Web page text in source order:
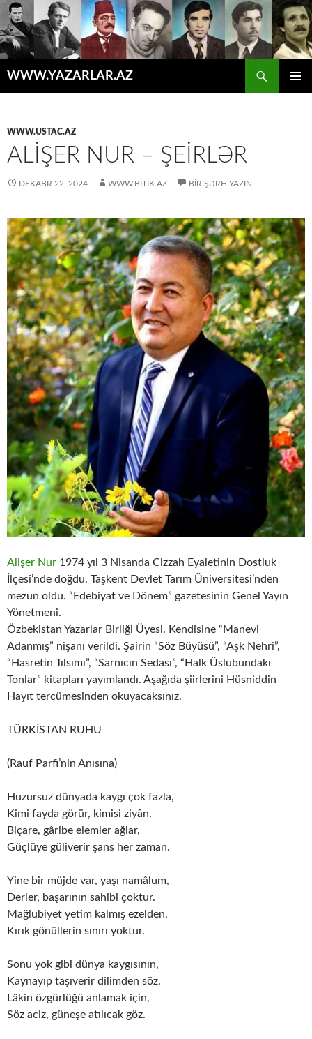
WWW.YAZARLAR.AZ
WWW.USTAC.AZ
ALIŞER NUR – ŞEIRLƏR
DEKABR 22, 2024 WWW.BITIK.AZ BIR ŞƏRH YAZIN
Alişer Nur 1974 yıl 3 Nisanda Cizzah Eyaletinin Dostluk
İlçesi’nde doğdu. Taşkent Devlet Tarım Üniversitesi’nden
mezun oldu. “Edebiyat ve Dönem” gazetesinin Genel Yayın
Yönetmeni.
Özbekistan Yazarlar Birliği Üyesi. Kendisine “Manevi
Adanmış” nişanı verildi. Şairin “Söz Büyüsü”, “Aşk Nehri”,
“Hasretin Tılsımı”, “Sarnıcın Sedası”, “Halk Üslubundakı
Tonlar” kitapları yayımlandı. Aşağıda şiirlerini Hüsniddin
Hayıt tercümesinden okuyacaksınız.
TÜRKİSTAN RUHU
(Rauf Parfi’nin Anısına)
Huzursuz dünyada kaygı çok fazla,
Kimi fayda görür, kimisi ziyân.
Biçare, gâribe elemler ağlar,
Güçlüye güliverir şans her zaman.
Yine bir müjde var, yaşı namâlum,
Derler, başarının sahibi çoktur.
Mağlubiyet yetim kalmış ezelden,
Kırık gönüllerin sınırı yoktur.
Sonu yok gibi dünya kaygısının,
Kaynayıp taşıverir dilimden söz.
Lâkin özgürlüğü anlamak için,
Söz aciz, güneşe atılıcak göz.